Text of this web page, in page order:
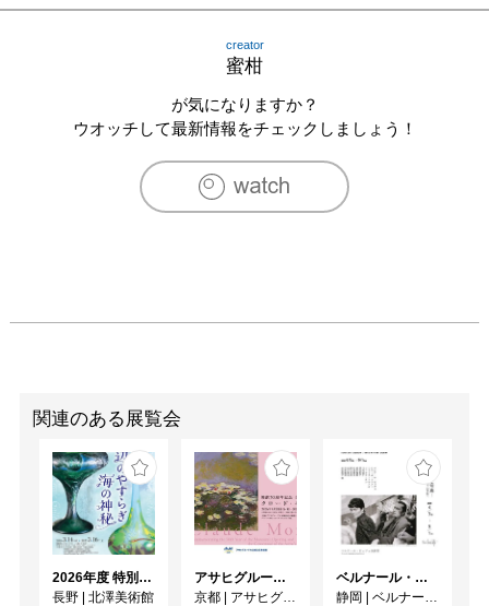
creator
蜜柑
が気になりますか？
ウオッチして最新情報をチェックしましょう！
関連のある展覧会
2026年度 特別展「ガレとドーム、アール･ヌーヴォーのガラス 水辺のやすらぎ、海の神秘」
長野 | 北澤美術館
アサヒグループ大山崎山荘美術館 開館30周年記念展「没後100年 クロード・モネ」
京都 | アサヒグループ大山崎山荘美術館
ベルナール・ビュフェと写真 ーカメラがとらえたビュフェとその時代、そして21 世紀へ
静岡 | ベルナール・ビュフェ美術館